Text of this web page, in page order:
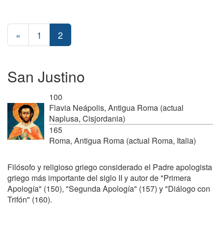
« 1 2
San Justino
100
Flavia Neápolis, Antigua Roma (actual
Naplusa, Cisjordania)
165
Roma, Antigua Roma (actual Roma, Italia)
Filósofo y religioso griego considerado el Padre apologista
griego más importante del siglo II y autor de "Primera
Apología" (150), "Segunda Apología" (157) y "Diálogo con
Trifón" (160).